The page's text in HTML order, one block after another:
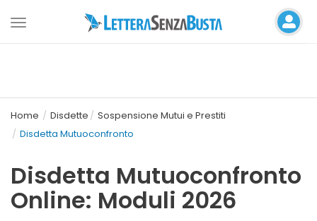
Toggle
Home Disdette
Sospensione Mutui e Prestiti
Disdetta Mutuoconfronto
Disdetta Mutuoconfronto
Online: Moduli 2026